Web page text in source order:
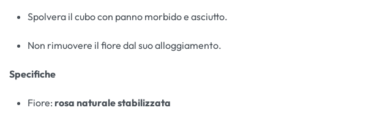
Spolvera il cubo con panno morbido e asciutto.
Non rimuovere il fiore dal suo alloggiamento.
Specifiche
Fiore: rosa naturale stabilizzata